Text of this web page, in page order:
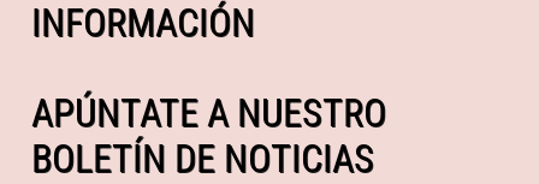
INFORMACIÓN
APÚNTATE A NUESTRO
BOLETÍN DE NOTICIAS